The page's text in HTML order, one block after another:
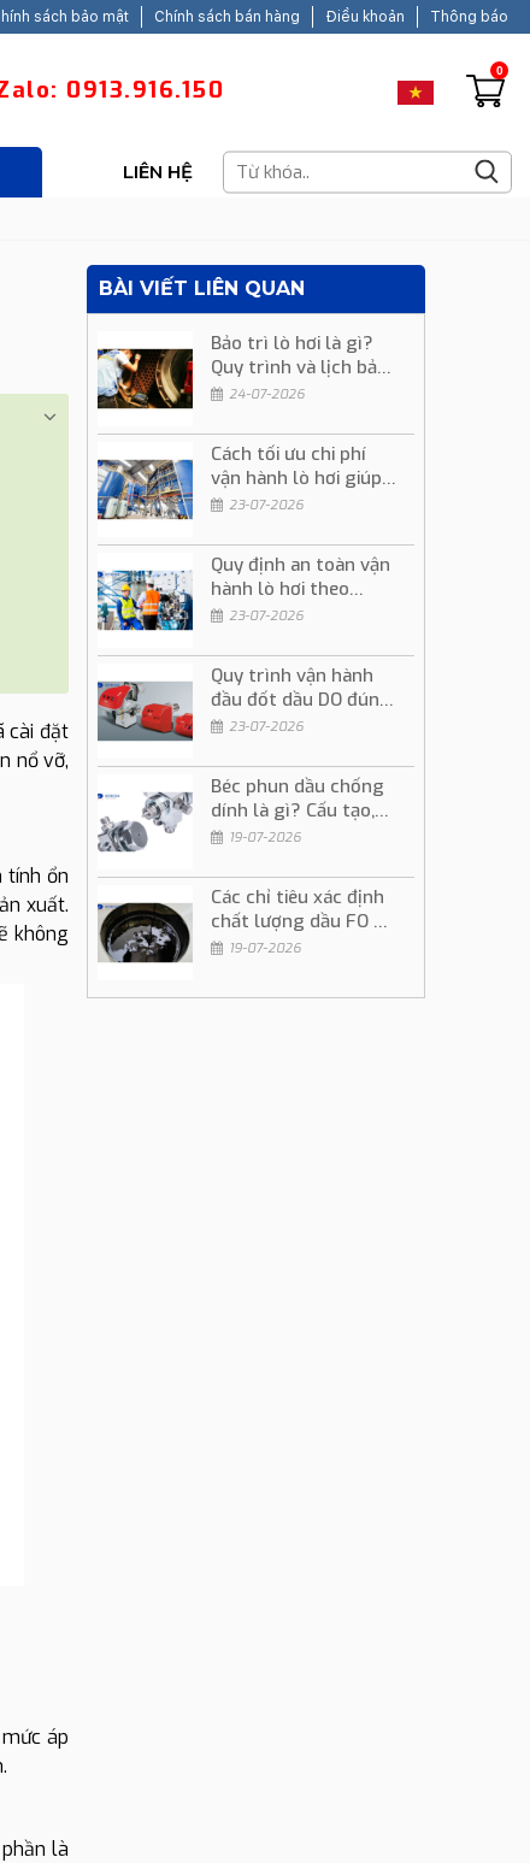
sách bảo mật Chính sách bán hàng Điều khoản Thông báo
0913.916.150
0
LIÊN HỆ
cài đặt
nổ vỡ,
tính ổn
xuất.
không
áp
là
BÀI VIẾT LIÊN QUAN
Bảo trì lò hơi là gì?
Quy trình và lịch bảo
trì định kỳ
24-07-2026
Cách tối ưu chi phí
vận hành lò hơi giúp
giảm chi phí sản xuất
23-07-2026
Quy định an toàn vận
hành lò hơi theo
đúng quy trình kỹ
23-07-2026
Quy trình vận hành
đầu đốt dầu DO đúng
kỹ thuật và an toàn
23-07-2026
Béc phun dầu chống
dính là gì? Cấu tạo,
ứng dụng và cách sử
19-07-2026
Các chỉ tiêu xác định
chất lượng dầu FO và
ý nghĩa trong vận
19-07-2026